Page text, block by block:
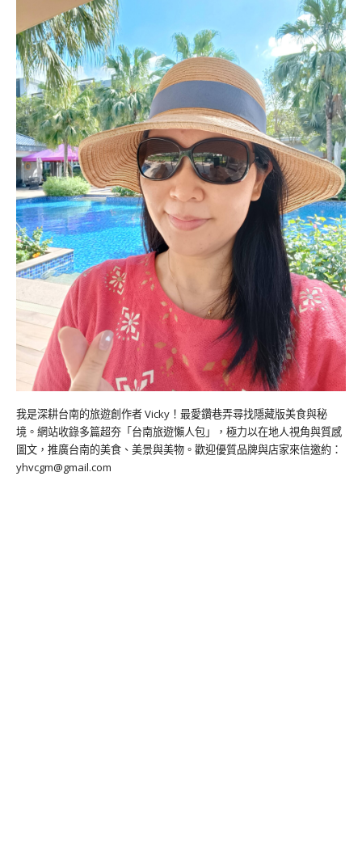
我是深耕台南的旅遊創作者 Vicky！最愛鑽巷弄尋找隱藏版美食與秘
境。網站收錄多篇超夯「台南旅遊懶人包」，極力以在地人視角與質感
圖文，推廣台南的美食、美景與美物。歡迎優質品牌與店家來信邀約：
yhvcgm@gmail.com